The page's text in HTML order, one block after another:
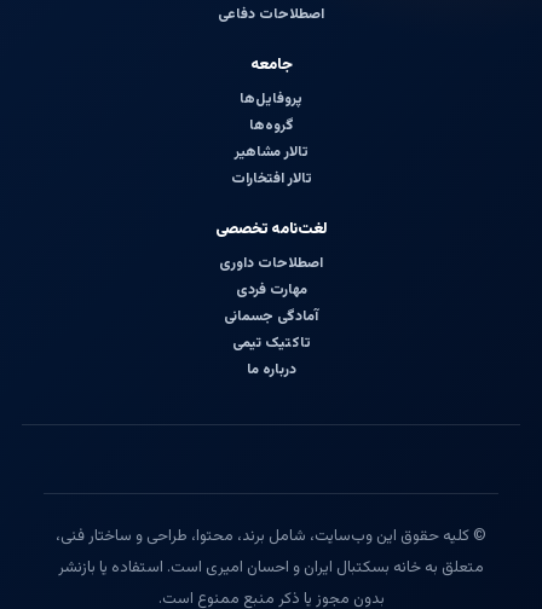
اصطلاحات دفاعی
جامعه
پروفایل‌ها
گروه‌ها
تالار مشاهیر
تالار افتخارات
لغت‌نامه تخصصی
اصطلاحات داوری
مهارت فردی
آمادگی جسمانی
تاکتیک تیمی
درباره ما
© کلیه حقوق این وب‌سایت، شامل برند، محتوا، طراحی و ساختار فنی،
متعلق به خانه بسکتبال ایران و احسان امیری است. استفاده یا بازنشر
بدون مجوز یا ذکر منبع ممنوع است.